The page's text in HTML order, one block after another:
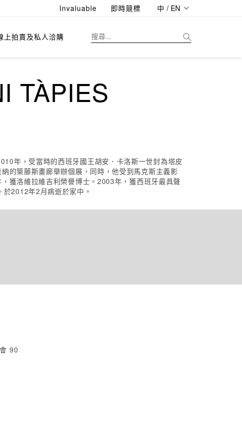
Invaluable 即時競標 中 / EN
上拍賣及私人洽購
TÀPIES
年，受當時的西班牙國王胡安．卡洛斯一世封為塔皮
的箂藤斯畫廊舉辦個展，同時，他受到馬克斯主義影
獲洛維拉維吉利榮譽博士。2003年，獲西班牙最具聲
2012年2月病逝於家中。
90